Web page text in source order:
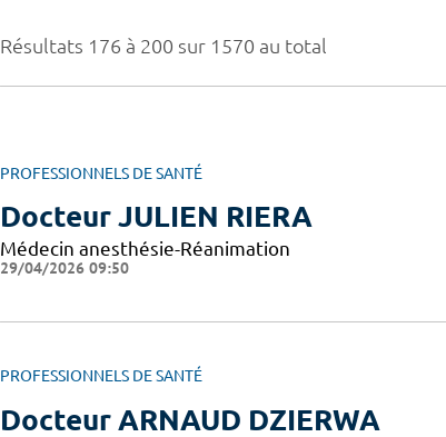
Résultats 176 à 200 sur 1570 au total
PROFESSIONNELS DE SANTÉ
Docteur JULIEN RIERA
Médecin anesthésie-Réanimation
29/04/2026 09:50
PROFESSIONNELS DE SANTÉ
Docteur ARNAUD DZIERWA